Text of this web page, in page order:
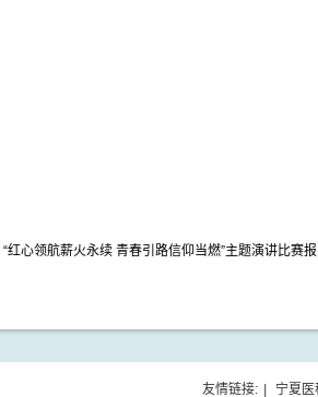
“红心领航薪火永续 青春引路信仰当燃”主题演讲比赛
友情链接: 宁夏医